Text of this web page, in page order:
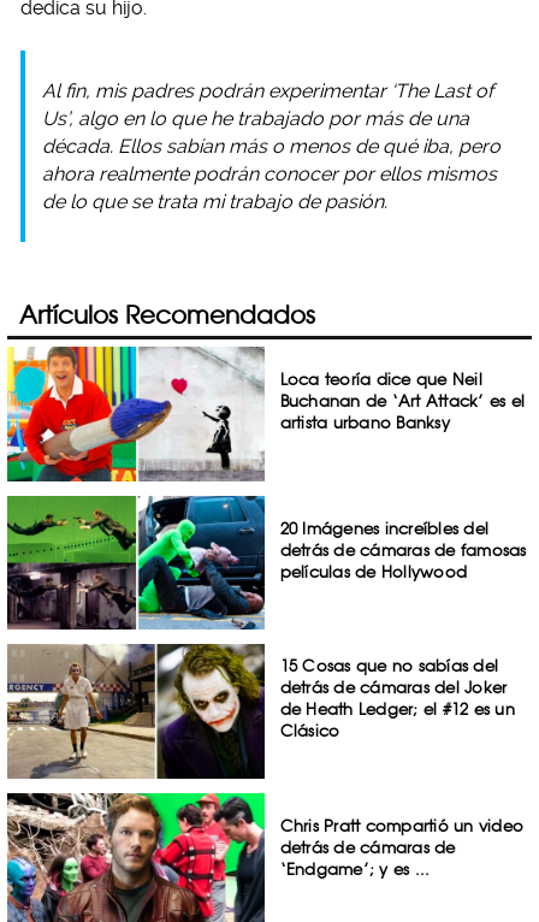
dedica su hijo.
Al fin, mis padres podrán experimentar ‘The Last of
Us’, algo en lo que he trabajado por más de una
década. Ellos sabían más o menos de qué iba, pero
ahora realmente podrán conocer por ellos mismos
de lo que se trata mi trabajo de pasión.
Artículos Recomendados
Loca teoría dice que Neil
Buchanan de ‘Art Attack’ es el
artista urbano Banksy
20 Imágenes increíbles del
detrás de cámaras de famosas
películas de Hollywood
15 Cosas que no sabías del
detrás de cámaras del Joker
de Heath Ledger; el #12 es un
Clásico
Chris Pratt compartió un video
detrás de cámaras de
‘Endgame’; y es ...